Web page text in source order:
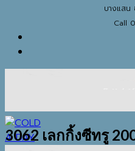
บางแสน
Call
3062 เลกกิ้งซีทรู